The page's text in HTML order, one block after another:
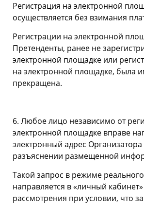
Регистрация на электронной
осуществляется без взимания
Регистрации на электронной
Претенденты, ранее не
электронной площадке или
на электронной площадке, была
прекращена.
6. Любое лицо независимо от
электронной площадке вправе
электронный адрес Организатора
разъяснении размещенной
Такой запрос в режиме
направляется в «личный
рассмотрения при условии, что